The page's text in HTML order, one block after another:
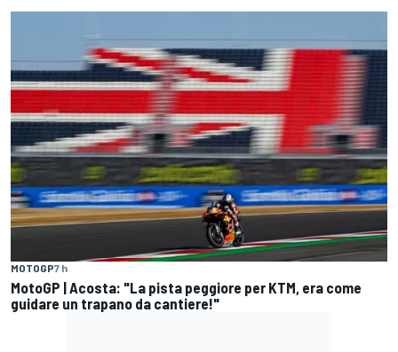
MOTOGP7 h
MotoGP | Acosta: "La pista peggiore per KTM, era come
guidare un trapano da cantiere!"